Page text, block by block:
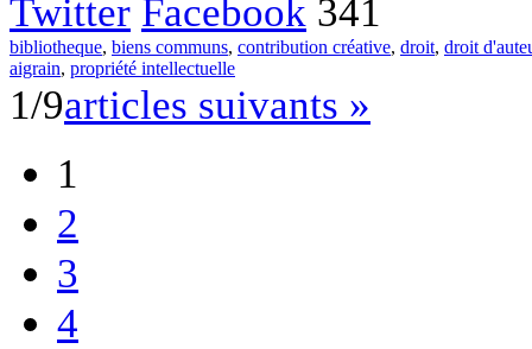
Twitter Facebook 341
bibliotheque, biens communs, contribution créative, droit, droit
aigrain, propriété intellectuelle
1/9articles suivants »
1
2
3
4